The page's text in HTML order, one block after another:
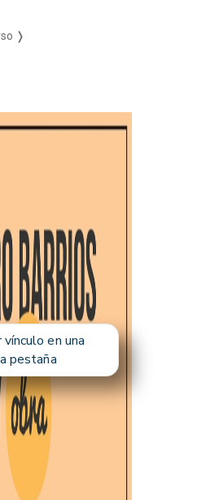
❭
en una
pestaña